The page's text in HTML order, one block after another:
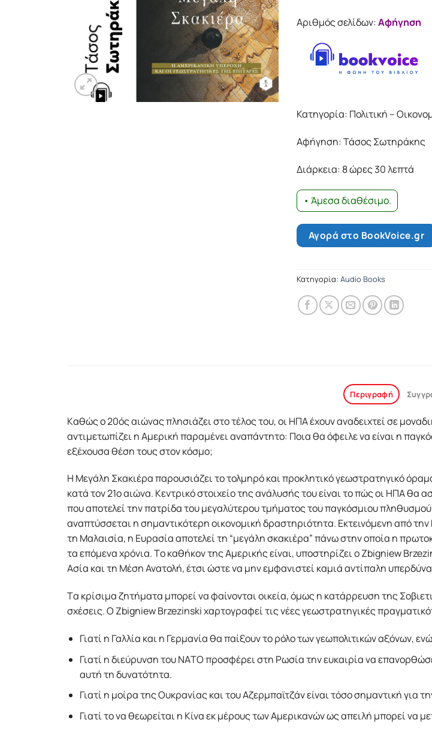
Αριθμός σελίδων:Αφήγηση
Κατηγορία: Πολιτική –
Αφήγηση: Τάσος Σωτηράκης
Διάρκεια: 8 ώρες 30 λεπτά
• Άμεσα διαθέσιμο.
Αγορά στο BookVoice.gr
Κατηγορία:Audio Books
Περιγραφή
Kαθώς ο 20ός αιώνας πλησιάζει στο τέλος του, οι HΠΑ έχουν αναδειχτεί σε
αντιμετωπίζει η Αμερική παραμένει αναπάντητο: Ποια θα όφειλε να είναι η
εξέχουσα θέση τους στον κόσμο;
H Mεγάλη Σκακιέρα παρουσιάζει το τολμηρό και προκλητικό γεωστρατηγικό
κατά τον 21ο αιώνα. Kεντρικό στοιχείο της ανάλυσής του είναι το πώς οι HΠΑ
που αποτελεί την πατρίδα του μεγαλύτερου τμήματος του παγκόσμιου
αναπτύσσεται η σημαντικότερη οικονομική δραστηριότητα. Eκτεινόμενη από
τη Mαλαισία, η Eυρασία αποτελεί τη “μεγάλη σκακιέρα” πάνω στην οποία η
τα επόμενα χρόνια. Tο καθήκον της Αμερικής είναι, υποστηρίζει ο Zbigniew
Ασία και τη Mέση Ανατολή, έτσι ώστε να μην εμφανιστεί καμιά αντίπαλη
Tα κρίσιμα ζητήματα μπορεί να φαίνονται οικεία, όμως η κατάρρευση της
σχέσεις. O Zbigniew Brzezinski χαρτογραφεί τις νέες γεωστρατηγικές
Γιατί η Γαλλία και η Γερμανία θα παίξουν το ρόλο των γεωπολιτικών αξόνων,
Γιατί η διεύρυνση του NΑTO προσφέρει στη Pωσία την ευκαιρία να
αυτή τη δυνατότητα.
Γιατί η μοίρα της Oυκρανίας και του Αζερμπαϊτζάν είναι τόσο σημαντική για
Γιατί το να θεωρείται η Kίνα εκ μέρους των Αμερικανών ως απειλή μπορεί να